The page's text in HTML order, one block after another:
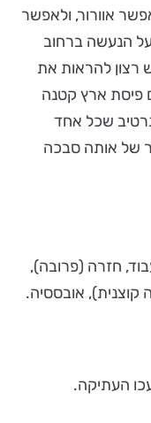
אוורור, ולאפשר
הנעשה ברחוב
רצון להראות את
פיסת ארץ קטנה
שכל אחד
של אותה סבכה
חזרה (פרובה),
קוצנית), אובססיה.
העתיקה.